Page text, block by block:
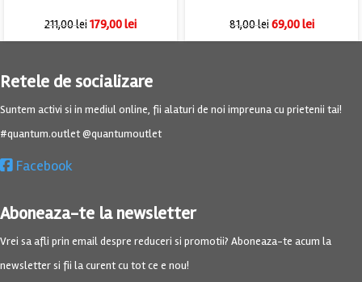
211,00lei179,00lei 81,00lei 69,00lei
Retele de socializare
Suntem activi si in mediul online, fii alaturi de noi impreuna cu prietenii tai!
#quantum.outlet @quantumoutlet
Facebook
Aboneaza-te la newsletter
Vrei sa afli prin email despre reduceri si promotii? Aboneaza-te acum la
newsletter si fii la curent cu tot ce e nou!